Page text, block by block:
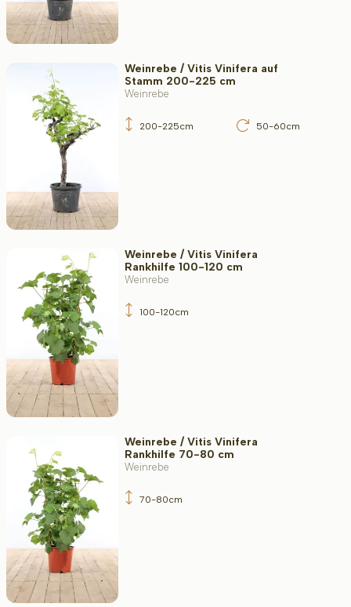
Weinrebe / Vitis Vinifera auf
Stamm 200-225 cm
Weinrebe
200-225cm 50-60cm
Weinrebe / Vitis Vinifera
Rankhilfe 100-120 cm
Weinrebe
100-120cm
Weinrebe / Vitis Vinifera
Rankhilfe 70-80 cm
Weinrebe
70-80cm